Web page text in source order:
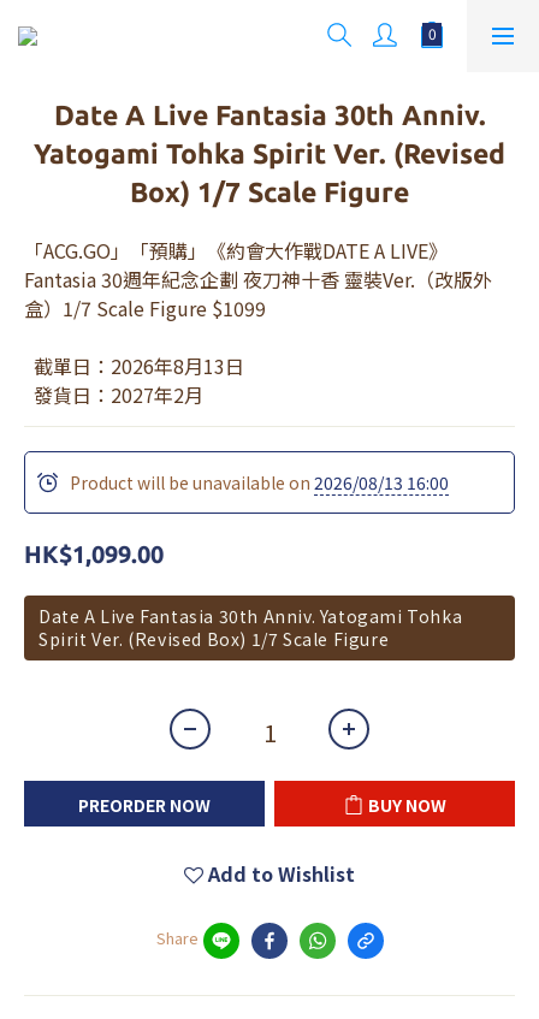
Date A Live Fantasia 30th Anniv.
Yatogami Tohka Spirit Ver. (Revised
Box) 1/7 Scale Figure
「ACG.GO」「預購」《約會大作戰DATE A LIVE》
Fantasia 30週年紀念企劃 夜刀神十香 靈裝Ver.（改版外
盒）1/7 Scale Figure $1099
  截單日：2026年8月13日
  發貨日：2027年2月
Product will be unavailable on 2026/08/13 16:00
HK$1,099.00
Date A Live Fantasia 30th Anniv. Yatogami Tohka
Spirit Ver. (Revised Box) 1/7 Scale Figure
PREORDER NOW BUY NOW
Add to Wishlist
Share